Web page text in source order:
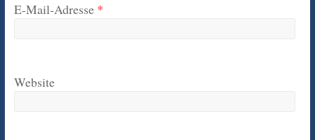
E-Mail-Adresse *
Website